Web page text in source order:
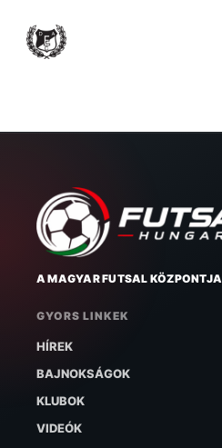
A MAGYAR FUTSAL KÖZPONTJA
GYORS LINKEK
HÍREK
BAJNOKSÁGOK
KLUBOK
VIDEÓK